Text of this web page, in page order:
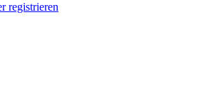
registrieren